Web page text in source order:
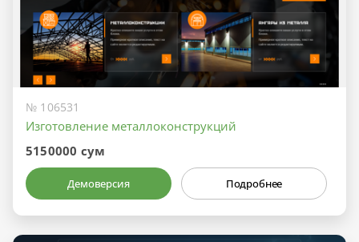
№ 106531
Изготовление металлоконструкций
5150000 сум
Демоверсия Подробнее